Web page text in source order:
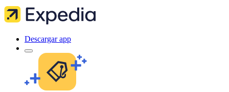
Descargar app